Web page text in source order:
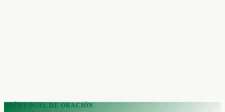
GUÍA LOCAL DE ORACIÓN